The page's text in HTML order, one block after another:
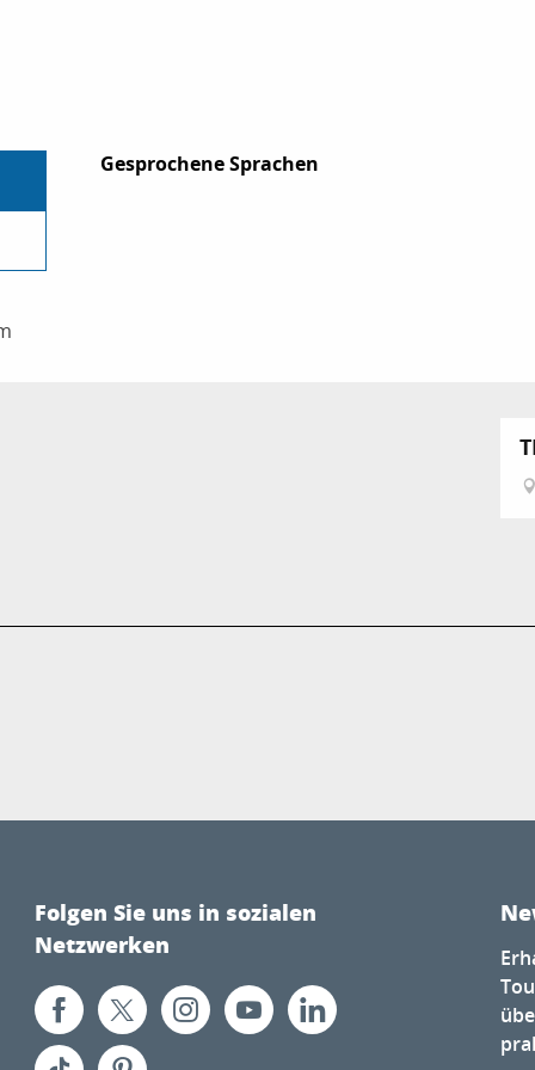
Gesprochene Sprachen
Gesprochene Sprachen
Folgen Sie uns in sozialen
Netzwerken